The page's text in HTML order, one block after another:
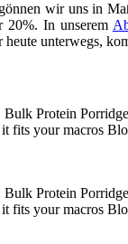
wir uns in
20%. In unserem
unterwegs,